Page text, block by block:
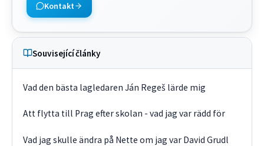
Kontakt
Související články
Vad den bästa lagledaren Ján Regeš lärde mig
Att flytta till Prag efter skolan - vad jag var rädd för
Vad jag skulle ändra på Nette om jag var David Grudl